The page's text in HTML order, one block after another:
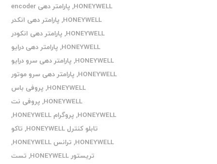
HONEYWELL
,
پارامتر دهی encoder
HONEYWELL
, پارامتر دهی انکدر
HONEYWELL
, پارامتر دهی انکودر
HONEYWELL
, پارامتر دهی درایو
HONEYWELL
, پارامتر دهی سرو درایو
HONEYWELL
, پارامتر دهی سرو موتور
HONEYWELL
, پروفی باس
HONEYWELL
, پروفی نت
HONEYWELL
, پروگرام HONEYWELL
,
تابلو کنترل HONEYWELL
, تاکو
HONEYWELL
, ترانس HONEYWELL
,
تریستور HONEYWELL
, تست